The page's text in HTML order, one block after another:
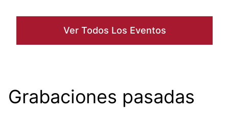
Ver Todos Los Eventos
Grabaciones pasadas